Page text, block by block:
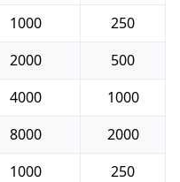
1000
250
2000
500
4000
1000
8000
2000
1000
250